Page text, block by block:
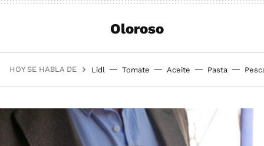
Oloroso
HOY SE HABLA DE Lidl Tomate Aceite Pasta